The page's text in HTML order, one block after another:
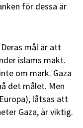
för dessa är
mål är att
islams makt.
om mark. Gaza
det målet. Men
låtsas att
Gaza, är viktig.